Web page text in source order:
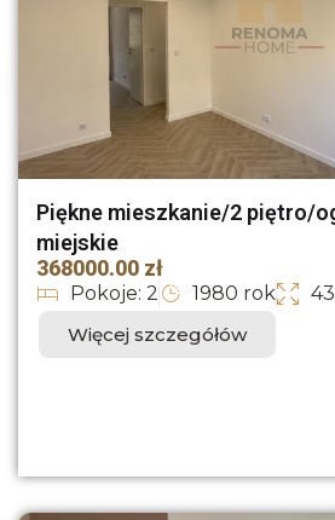
Piękne mieszkanie/2 piętro/
miejskie
368000.00 zł
Pokoje: 2 1980 rok
Więcej szczegółów